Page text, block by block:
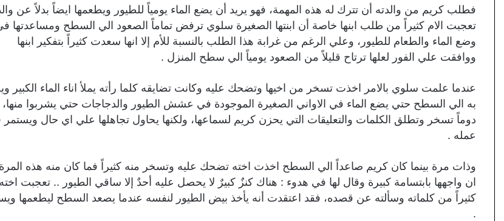
فطلب كريم من والدته أن تترك له هذه المهمة، فهو يريد أن يضع الماء يومياً للطيور ويطعمها ايضاً بدلاً عن
تعجبت الام كثيراً من طلب ابنها خاصة أن ابنتها الصغيرة سلوي ترفض تماماً الصعود الي السطح ومساعدتها
وضع الماء والطعام للطيور، وعلي الرغم من غرابة هذا الطلب بالنسبة للأم إلا انها سعدت كثيراً بتفكير ابنها
ووافقت علي الفور لعلها ترتاح قليلاً من الصعود يومياً الي سطح المنزل .
عندما علمت سلوي بالامر اخذت تسخر من اخيها وتضحك عليه وكانت تضايقه كلما رأته يملأ اناء الماء الكبير
به الي السطح حتي يضع الماء في الاواني الصغيرة الموجودة في عشش الطيور والدجاجات حتي يشربوا منها،
دوماً تسخر وتطلق الكلمات والتعليقات التي يحزن كريم لسماعها، ولكنها يحاول تجاهلها علي اي حال
عمله .
وذات مرة بينما كان كريم صاعداً الي السطح اخذت اخته تضحك عليه وتسخر منه كثيراً فما كان منه هذه المرة
ان واجهها بابتسامة كبيرة وقال لها في هدوء : هناك كنزٌ كبيرٌ لا يحصل عليه أحدٌ إلا ساقي الطيور .. تعجبت اخته
كثيراً من كلماته وسألته عن قصده، فقد اعتقدت أنه يأخذ بيض الطيور لنفسه عندما يصعد السطح ليطعمها
.